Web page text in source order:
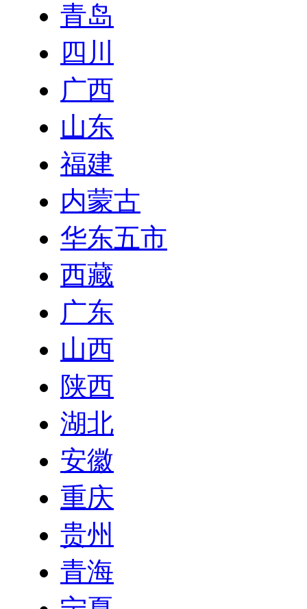
青岛
四川
广西
山东
福建
内蒙古
华东五市
西藏
广东
山西
陕西
湖北
安徽
重庆
贵州
青海